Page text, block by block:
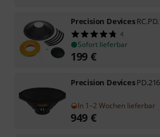
Precision Devices
4
Sofort lieferbar
199 €
Precision Devices
In 1–2 Wochen lieferbar
949 €